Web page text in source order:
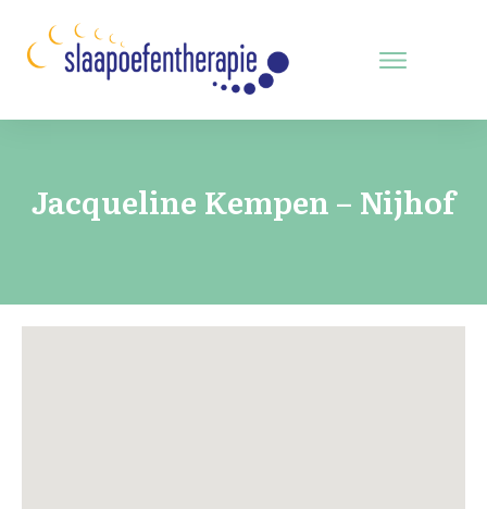
Jacqueline Kempen – Nijhof